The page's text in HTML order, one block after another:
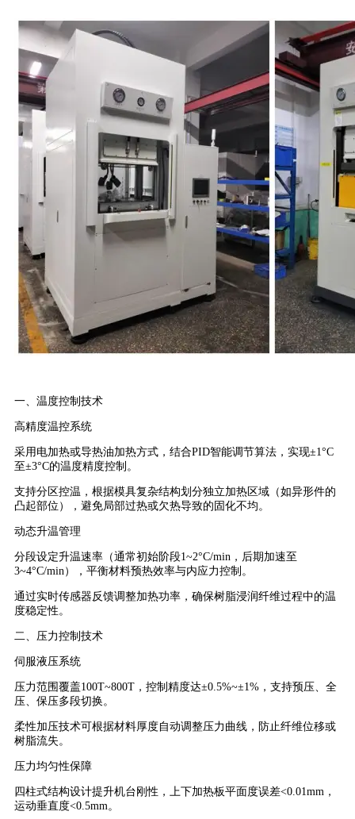
一、温度控制技术
高精度温控系统
采用电加热或导热油加热方式，结合PID智能调节算法，实现±1°C
至±3°C的温度精度控制。
支持分区控温，根据模具复杂结构划分独立加热区域（如异形件的
凸起部位），避免局部过热或欠热导致的固化不均。
动态升温管理
分段设定升温速率（通常初始阶段1~2°C/min，后期加速至
3~4°C/min），平衡材料预热效率与内应力控制。
通过实时传感器反馈调整加热功率，确保树脂浸润纤维过程中的温
度稳定性。
二、压力控制技术
伺服液压系统
压力范围覆盖100T~800T，控制精度达±0.5%~±1%，支持预压、全
压、保压多段切换。
柔性加压技术可根据材料厚度自动调整压力曲线，防止纤维位移或
树脂流失。
压力均匀性保障
四柱式结构设计提升机台刚性，上下加热板平面度误差<0.01mm，
运动垂直度<0.5mm。